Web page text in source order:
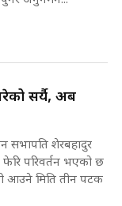
Rawal
||
कार्यमा
Ring Road
Gupta ||
सर्यै, अब
सभापति शेरबहादुर
फेरि परिवर्तन भएको छ
आउने मिति तीन पटक